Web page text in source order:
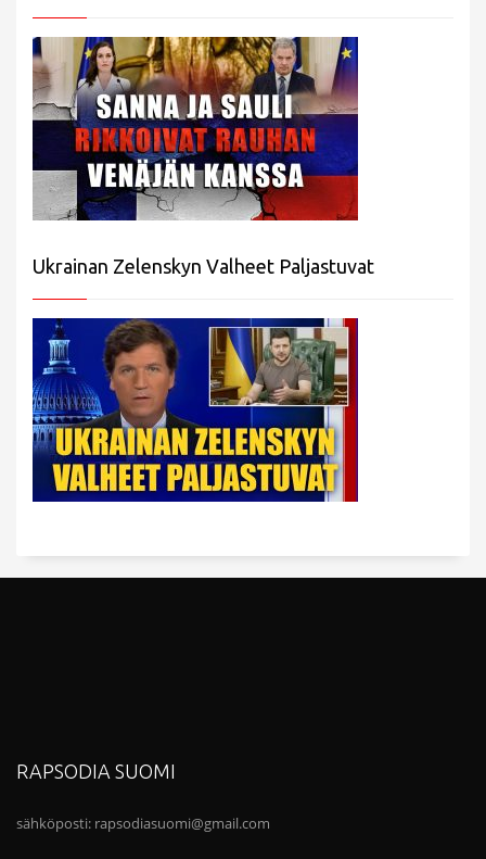
Ukrainan Zelenskyn Valheet Paljastuvat
RAPSODIA SUOMI
sähköposti: rapsodiasuomi@gmail.com